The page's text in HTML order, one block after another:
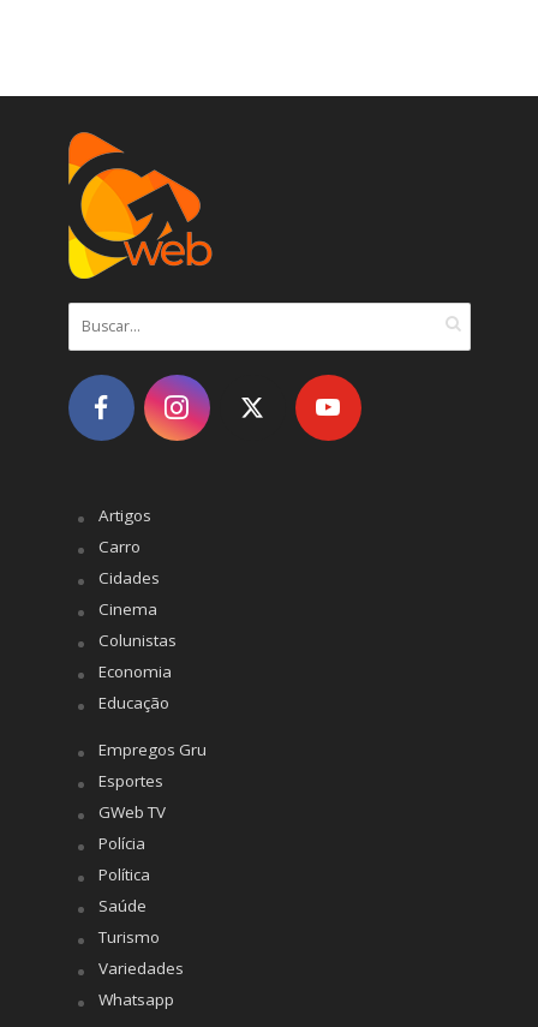
Artigos
Carro
Cidades
Cinema
Colunistas
Economia
Educação
Empregos Gru
Esportes
GWeb TV
Polícia
Política
Saúde
Turismo
Variedades
Whatsapp